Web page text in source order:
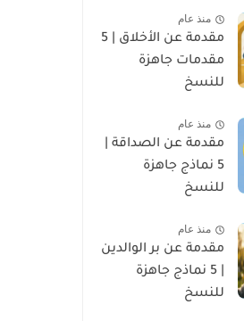
منذ عام
مقدمة عن الأخلاق | 5
مقدمات جاهزة
للنسخ
منذ عام
مقدمة عن الصداقة |
5 نماذج جاهزة
للنسخ
منذ عام
مقدمة عن بر الوالدين
| 5 نماذج جاهزة
للنسخ